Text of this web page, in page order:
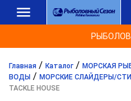
Главная / Каталог / МОРСКАЯ
ВОДЫ / МОРСКИЕ СЛАЙДЕРЫ/
TACKLE HOUSE